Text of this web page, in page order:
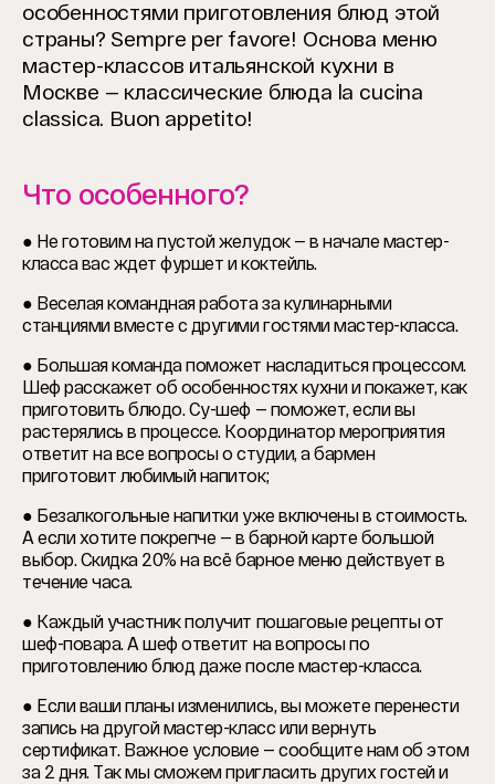
особенностями приготовления блюд этой
страны? Sempre per favore! Основа меню
мастер-классов итальянской кухни в
Москве — классические блюда la cucina
classica. Buon appetito!
Что особенного?
● Не готовим на пустой желудок — в начале мастер-
класса вас ждет фуршет и коктейль.
● Веселая командная работа за кулинарными
станциями вместе с другими гостями мастер-класса.
● Большая команда поможет насладиться процессом.
Шеф расскажет об особенностях кухни и покажет, как
приготовить блюдо. Су-шеф — поможет, если вы
растерялись в процессе. Координатор мероприятия
ответит на все вопросы о студии, а бармен
приготовит любимый напиток;
● Безалкогольные напитки уже включены в стоимость.
А если хотите покрепче — в барной карте большой
выбор. Скидка 20% на всё барное меню действует в
течение часа.
● Каждый участник получит пошаговые рецепты от
шеф-повара. А шеф ответит на вопросы по
приготовлению блюд даже после мастер-класса.
● Если ваши планы изменились, вы можете перенести
запись на другой мастер-класс или вернуть
сертификат. Важное условие — сообщите нам об этом
за 2 дня. Так мы сможем пригласить других гостей и